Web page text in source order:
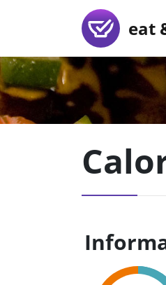
eat